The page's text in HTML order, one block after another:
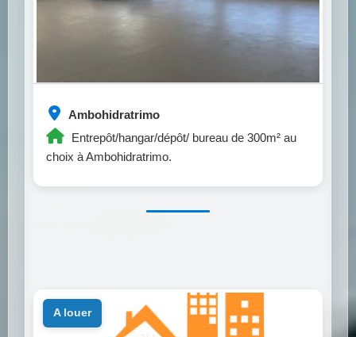
Ambohidratrimo
Entrepôt/hangar/dépôt/ bureau de 300m² au
choix à Ambohidratrimo.
a louer